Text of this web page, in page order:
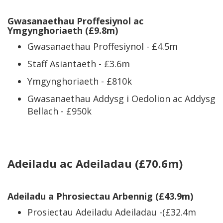
Gwasanaethau Proffesiynol ac
Ymgynghoriaeth (£9.8m)
Gwasanaethau Proffesiynol - £4.5m
Staff Asiantaeth - £3.6m
Ymgynghoriaeth - £810k
Gwasanaethau Addysg i Oedolion ac Addysg
Bellach - £950k
Adeiladu ac Adeiladau (£70.6m)
Adeiladu a Phrosiectau Arbennig (£43.9m)
Prosiectau Adeiladu Adeiladau -(£32.4m